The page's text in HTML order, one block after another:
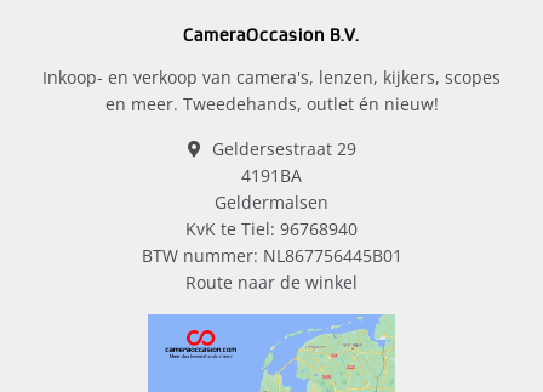
CameraOccasion B.V.
Inkoop- en verkoop van camera's, lenzen, kijkers, scopes
en meer. Tweedehands, outlet én nieuw!
Geldersestraat 29
4191BA
Geldermalsen
KvK te Tiel: 96768940
BTW nummer: NL867756445B01
Route naar de winkel